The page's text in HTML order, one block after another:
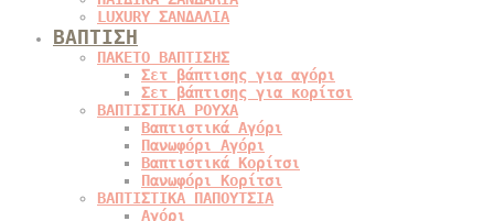
LUXURY ΣΑΝΔΑΛΙΑ
ΒΑΠΤΙΣΗ
ΠΑΚΕΤΟ ΒΑΠΤΙΣΗΣ
Σετ βάπτισης για αγόρι
Σετ βάπτισης για κορίτσι
ΒΑΠΤΙΣΤΙΚΑ ΡΟΥΧΑ
Βαπτιστικά Αγόρι
Πανωφόρι Αγόρι
Βαπτιστικά Κορίτσι
Πανωφόρι Κορίτσι
ΒΑΠΤΙΣΤΙΚΑ ΠΑΠΟΥΤΣΙΑ
Αγόρι